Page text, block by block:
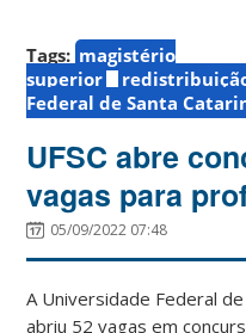
Tags: magistério
superior
Federal de Santa
UFSC abre
vagas para
05/09/2022 07:48
A Universidade Federal de
abriu 52 vagas em